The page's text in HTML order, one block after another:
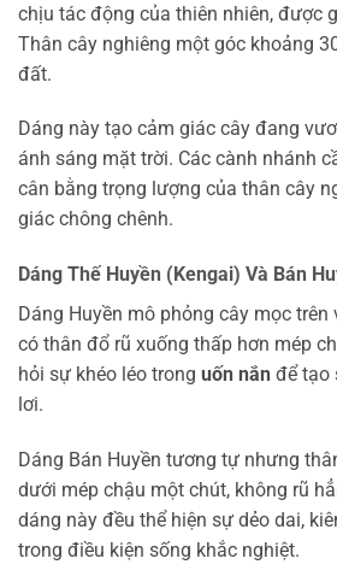
chịu tác động của thiên nhiên, được
Thân cây nghiêng một góc khoảng
đất.
Dáng này tạo cảm giác cây đang
ánh sáng mặt trời. Các cành nhánh
cân bằng trọng lượng của thân cây
giác chông chênh.
Dáng Thế Huyền (Kengai) Và Bán
Dáng Huyền mô phỏng cây mọc
có thân đổ rũ xuống thấp hơn mép
hỏi sự khéo léo trong uốn nắn để tạo
lơi.
Dáng Bán Huyền tương tự nhưng
dưới mép chậu một chút, không rũ
dáng này đều thể hiện sự dẻo dai,
trong điều kiện sống khắc nghiệt.